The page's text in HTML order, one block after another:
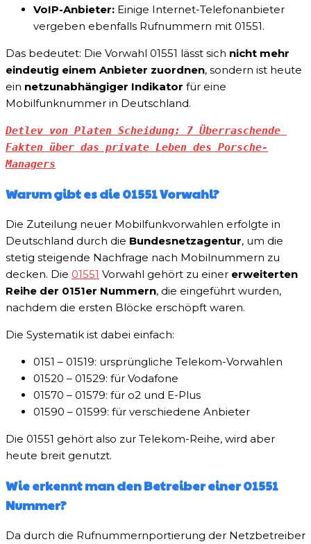
VoIP-Anbieter: Einige Internet-Telefonanbieter
vergeben ebenfalls Rufnummern mit 01551.
Das bedeutet: Die Vorwahl 01551 lässt sich nicht mehr
eindeutig einem Anbieter zuordnen, sondern ist heute
ein netzunabhängiger Indikator für eine
Mobilfunknummer in Deutschland.
Detlev von Platen Scheidung: 7 Überraschende
Fakten über das private Leben des Porsche-
Managers
Warum gibt es die 01551 Vorwahl?
Die Zuteilung neuer Mobilfunkvorwahlen erfolgte in
Deutschland durch die Bundesnetzagentur, um die
stetig steigende Nachfrage nach Mobilnummern zu
decken. Die 01551 Vorwahl gehört zu einer erweiterten
Reihe der 0151er Nummern, die eingeführt wurden,
nachdem die ersten Blöcke erschöpft waren.
Die Systematik ist dabei einfach:
0151 – 01519: ursprüngliche Telekom-Vorwahlen
01520 – 01529: für Vodafone
01570 – 01579: für o2 und E-Plus
01590 – 01599: für verschiedene Anbieter
Die 01551 gehört also zur Telekom-Reihe, wird aber
heute breit genutzt.
Wie erkennt man den Betreiber einer 01551
Nummer?
Da durch die Rufnummernportierung der Netzbetreiber